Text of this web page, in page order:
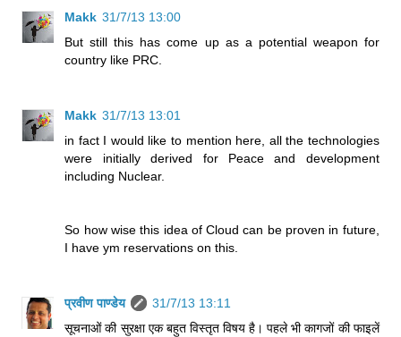
Makk 31/7/13 13:00
But still this has come up as a potential weapon for
country like PRC.
Makk 31/7/13 13:01
in fact I would like to mention here, all the technologies
were initially derived for Peace and development
including Nuclear.
So how wise this idea of Cloud can be proven in future,
I have ym reservations on this.
प्रवीण पाण्डेय
31/7/13 13:11
सूचनाओं की सुरक्षा एक बहुत विस्तृत विषय है। पहले भी कागजों की फाइलें